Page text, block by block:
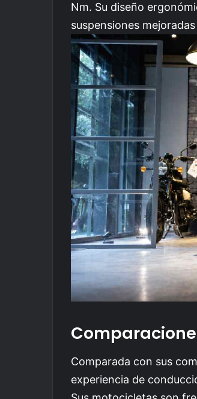
Nm. Su diseño
suspensiones
Comparada con sus
experiencia de